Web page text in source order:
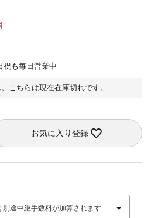
も毎日営業中
こちらは現在在庫切れです。
お気に入り登録